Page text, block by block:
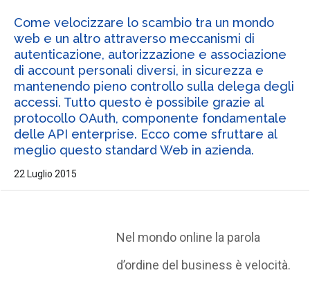
Come velocizzare lo scambio tra un mondo
web e un altro attraverso meccanismi di
autenticazione, autorizzazione e associazione
di account personali diversi, in sicurezza e
mantenendo pieno controllo sulla delega degli
accessi. Tutto questo è possibile grazie al
protocollo OAuth, componente fondamentale
delle API enterprise. Ecco come sfruttare al
meglio questo standard Web in azienda.
22 Luglio 2015
Nel mondo online la parola
d’ordine del business è velocità.